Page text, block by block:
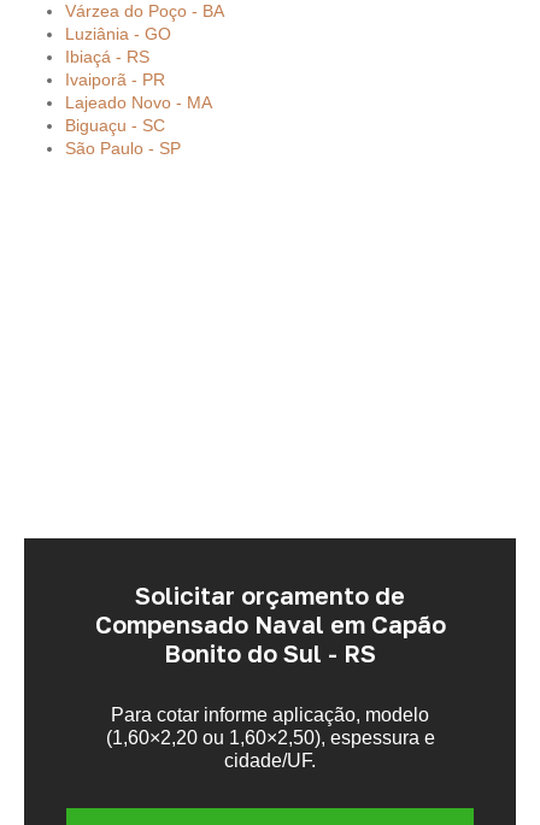
Várzea do Poço - BA
Luziânia - GO
Ibiaçá - RS
Ivaiporã - PR
Lajeado Novo - MA
Biguaçu - SC
São Paulo - SP
Solicitar orçamento de
Compensado Naval em Capão
Bonito do Sul - RS
Para cotar informe aplicação, modelo
(1,60×2,20 ou 1,60×2,50), espessura e
cidade/UF.